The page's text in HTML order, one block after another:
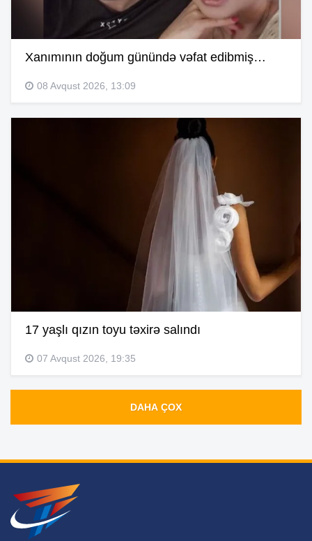
Xanımının doğum günündə vəfat edibmiş…
08 Avqust 2026, 13:09
17 yaşlı qızın toyu təxirə salındı
07 Avqust 2026, 19:35
DAHA ÇOX